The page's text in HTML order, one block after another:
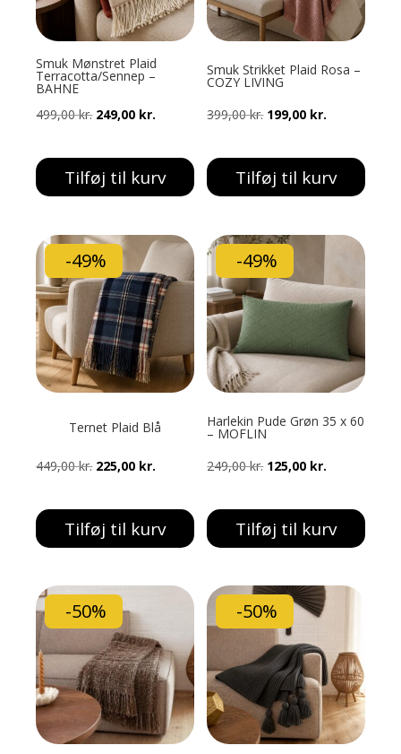
Smuk Mønstret Plaid
Terracotta/Sennep –
BAHNE
499,00kr. Den
pris
var:
249,00 kr.
pris
er:
Tilføj til kurv
Smuk Strikket Plaid Rosa –
COZY LIVING
399,00kr. Den
pris
var:
199,00 kr.
pris
er:
Tilføj til kurv
-49%
Ternet Plaid Blå
449,00kr. Den
pris
var:
225,00 kr.
pris
er:
Tilføj til kurv
-49%
Harlekin Pude Grøn 35 x 60
– MOFLIN
249,00kr. Den
pris
var:
125,00 kr.
pris
er:
Tilføj til kurv
-50% -50%